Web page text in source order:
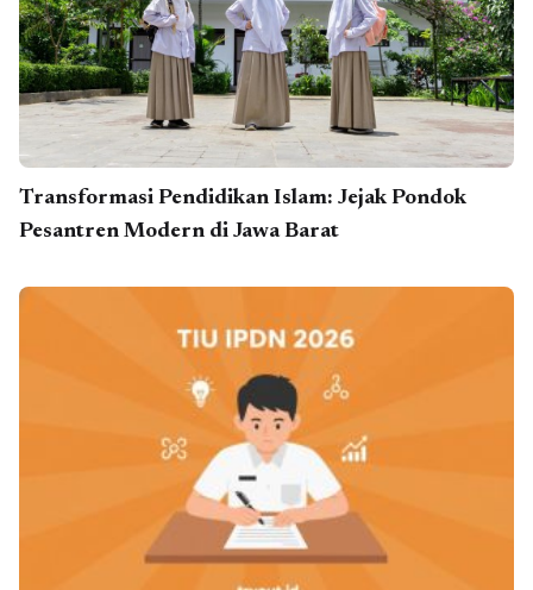
Transformasi Pendidikan Islam: Jejak Pondok
Pesantren Modern di Jawa Barat